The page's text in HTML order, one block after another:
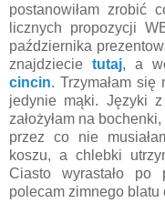
postanowiłam zrobić
licznych propozycji
października
znajdziecie tutaj, a
cincin. Trzymałam się
jedynie mąki. Języki
założyłam na
przez co nie
koszu, a chlebki
Ciasto wyrastało
polecam zimnego blatu